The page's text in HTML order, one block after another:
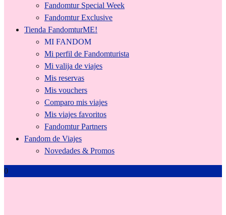
Fandomtur Special Week
Fandomtur Exclusive
Tienda FandomturME!
MI FANDOM
Mi perfil de Fandomturista
Mi valija de viajes
Mis reservas
Mis vouchers
Comparo mis viajes
Mis viajes favoritos
Fandomtur Partners
Fandom de Viajes
Novedades & Promos
0